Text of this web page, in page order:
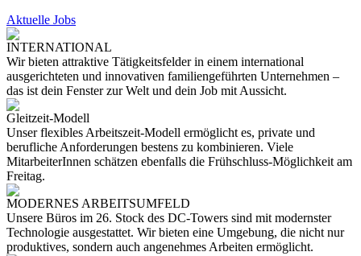
Aktuelle Jobs
INTERNATIONAL
Wir bieten attraktive Tätigkeitsfelder in einem international
ausgerichteten und innovativen familiengeführten Unternehmen –
das ist dein Fenster zur Welt und dein Job mit Aussicht.
Gleitzeit-Modell
Unser flexibles Arbeitszeit-Modell ermöglicht es, private und
berufliche Anforderungen bestens zu kombinieren. Viele
MitarbeiterInnen schätzen ebenfalls die Frühschluss-Möglichkeit am
Freitag.
MODERNES ARBEITSUMFELD
Unsere Büros im 26. Stock des DC-Towers sind mit modernster
Technologie ausgestattet. Wir bieten eine Umgebung, die nicht nur
produktives, sondern auch angenehmes Arbeiten ermöglicht.